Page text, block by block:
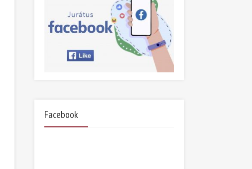
Facebook